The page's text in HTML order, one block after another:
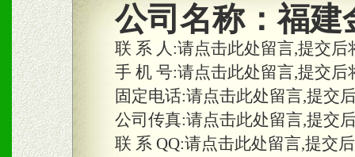
公司名称：福建
联 系 人:请点击此处留言,提交
手 机 号:请点击此处留言,提交
固定电话:请点击此处留言,提交
公司传真:请点击此处留言,提交
联 系 QQ:请点击此处留言,提交